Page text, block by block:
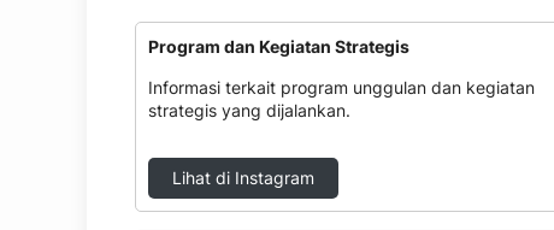
Program dan Kegiatan Strategis
Informasi terkait program unggulan dan kegiatan
strategis yang dijalankan.
Lihat di Instagram